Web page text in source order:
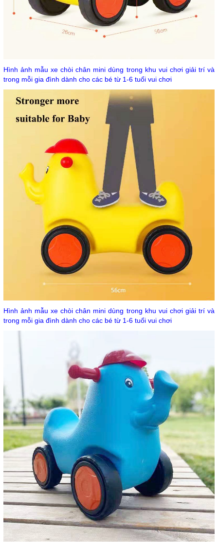
Hình ảnh mẫu xe chòi chân mini dùng trong khu vui chơi giải trí và
trong mỗi gia đình dành cho các bé từ 1-6 tuổi vui chơi
Hình ảnh mẫu xe chòi chân mini dùng trong khu vui chơi giải trí và
trong mỗi gia đình dành cho các bé từ 1-6 tuổi vui chơi